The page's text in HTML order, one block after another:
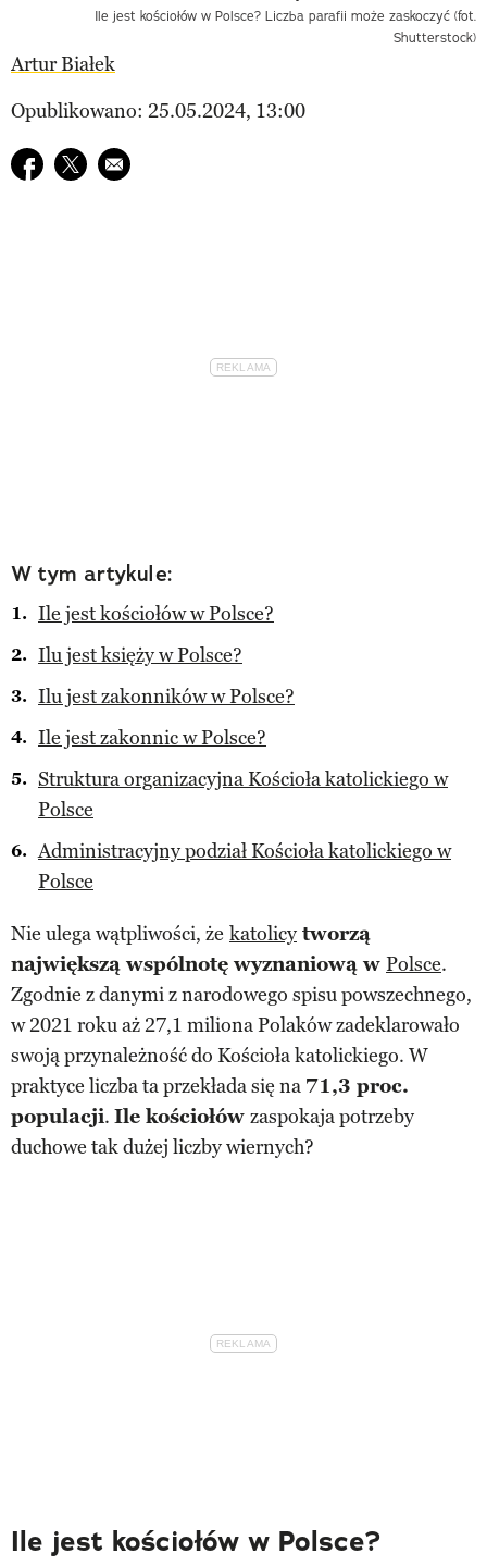
Ile jest kościołów w Polsce? Liczba parafii może zaskoczyć (fot.
Shutterstock)
Artur Białek
Opublikowano: 25.05.2024, 13:00
Udostępnij na facebook
Udostępnij na twitter
E-mail do przyjaciela
W tym artykule:
Ile jest kościołów w Polsce?
Ilu jest księży w Polsce?
Ilu jest zakonników w Polsce?
Ile jest zakonnic w Polsce?
Struktura organizacyjna Kościoła katolickiego w
Polsce
Administracyjny podział Kościoła katolickiego w
Polsce
Nie ulega wątpliwości, że katolicy tworzą
największą wspólnotę wyznaniową w Polsce.
Zgodnie z danymi z narodowego spisu powszechnego,
w 2021 roku aż 27,1 miliona Polaków zadeklarowało
swoją przynależność do Kościoła katolickiego. W
praktyce liczba ta przekłada się na 71,3 proc.
populacji. Ile kościołów zaspokaja potrzeby
duchowe tak dużej liczby wiernych?
Ile jest kościołów w Polsce?